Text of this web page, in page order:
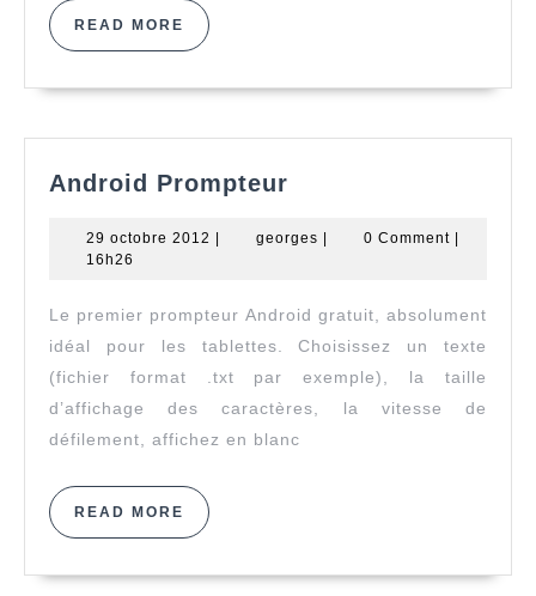
READ MORE READ
MORE
Android Prompteur
29 octobre 2012 29
| georges georges
| 0 Comment |
16h26
Le premier prompteur Android gratuit, absolument
idéal pour les tablettes. Choisissez un texte
(fichier format .txt par exemple), la taille
d’affichage des caractères, la vitesse de
défilement, affichez en blanc
READ MORE READ
MORE